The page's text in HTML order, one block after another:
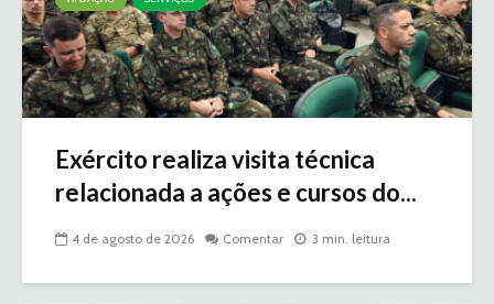
Exército realiza visita técnica
relacionada a ações e cursos do...
4 de agosto de 2026 Comentar 3 min. leitura